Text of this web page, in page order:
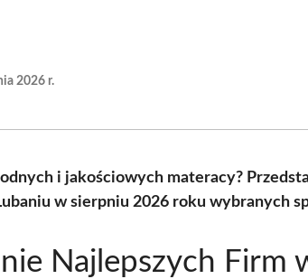
2026 r.
i jakościowych materacy?
w sierpniu 2026 roku wybranych
Najlepszych Firm